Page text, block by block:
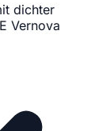
dichter
Vernova